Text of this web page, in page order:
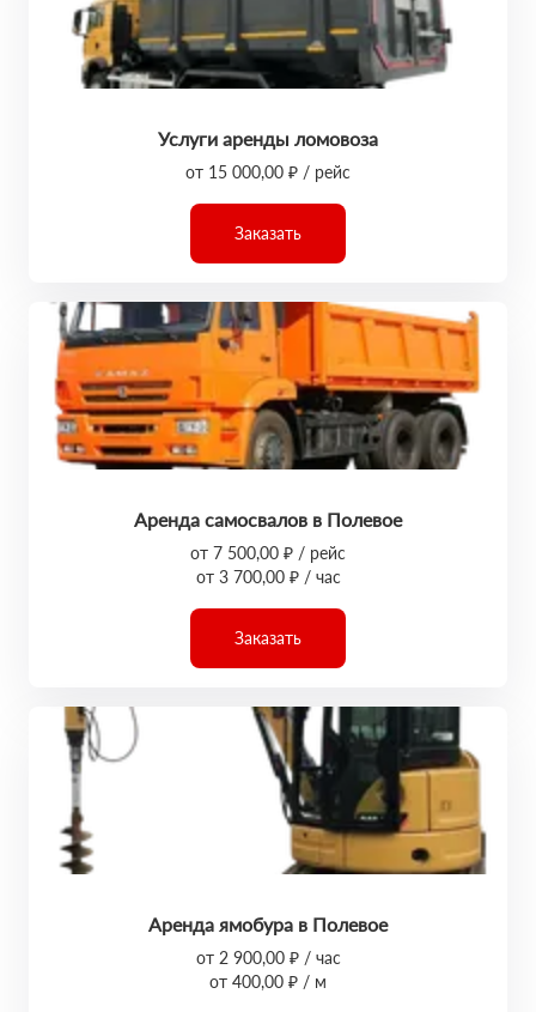
Услуги аренды ломовоза
от 15 000,00 ₽ / рейс
Заказать
Аренда самосвалов в Полевое
от 7 500,00 ₽ / рейс
от 3 700,00 ₽ / час
Заказать
Аренда ямобура в Полевое
от 2 900,00 ₽ / час
от 400,00 ₽ / м